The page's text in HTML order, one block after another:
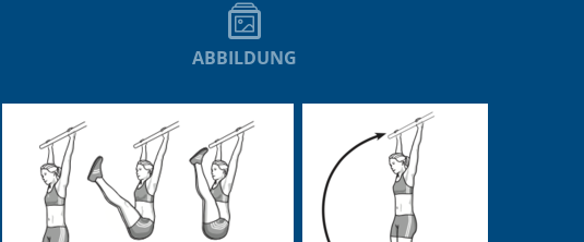
ABBILDUNG